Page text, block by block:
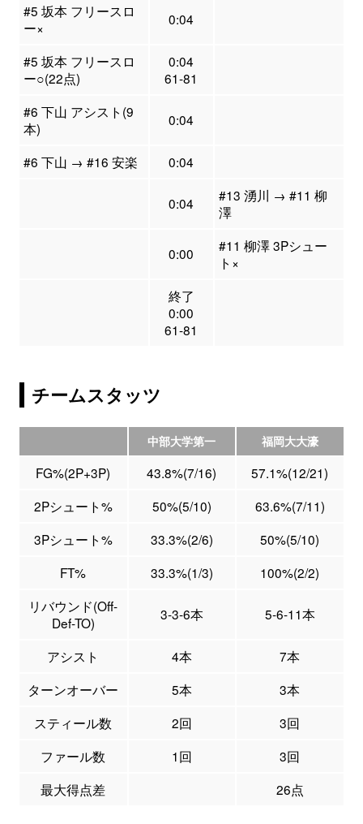
#5 坂本 フリースロ
ー×
0:04
#5 坂本 フリースロ
ー○(22点)
0:04
61-81
#6 下山 アシスト(9
本)
0:04
#6 下山 → #16 安楽 0:04
0:04
#13 湧川 → #11 柳
澤
0:00
#11 柳澤 3Pシュー
ト×
終了
0:00
61-81
チームスタッツ
中部大学第一 福岡大大濠
FG%(2P+3P) 43.8%(7/16)
57.1%(12/21)
2Pシュート%
50%(5/10)
63.6%(7/11)
3Pシュート%
33.3%(2/6)
50%(5/10)
FT%
33.3%(1/3)
100%(2/2)
リバウンド(Off-
Def-TO)
3-3-6本 5-6-11本
アシスト 4本
7本
ターンオーバー
5本
3本
スティール数
2回
3回
ファール数
1回
3回
最大得点差
26点